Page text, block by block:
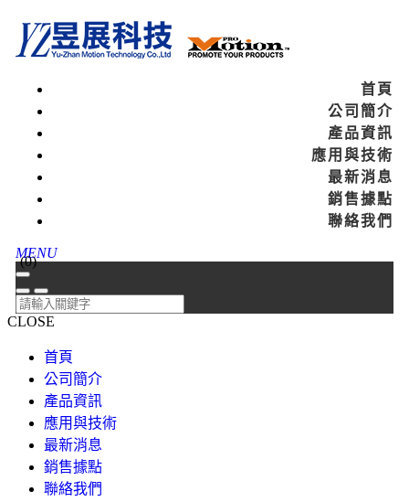
首頁
公司簡介
產品資訊
應用與技術
最新消息
銷售據點
聯絡我們
MENU
(0)
CLOSE
首頁
公司簡介
產品資訊
應用與技術
最新消息
銷售據點
聯絡我們